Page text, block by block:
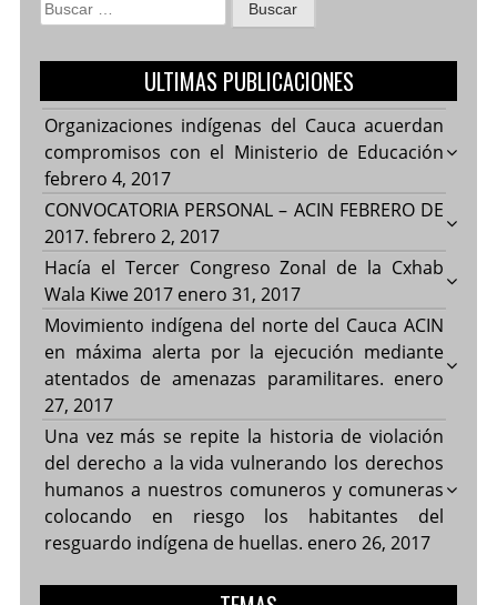
Buscar:
ULTIMAS PUBLICACIONES
Organizaciones indígenas del Cauca acuerdan
compromisos con el Ministerio de Educación
febrero 4, 2017
CONVOCATORIA PERSONAL – ACIN FEBRERO DE
2017. febrero 2, 2017
Hacía el Tercer Congreso Zonal de la Cxhab
Wala Kiwe 2017 enero 31, 2017
Movimiento indígena del norte del Cauca ACIN
en máxima alerta por la ejecución mediante
atentados de amenazas paramilitares. enero
27, 2017
Una vez más se repite la historia de violación
del derecho a la vida vulnerando los derechos
humanos a nuestros comuneros y comuneras
colocando en riesgo los habitantes del
resguardo indígena de huellas. enero 26, 2017